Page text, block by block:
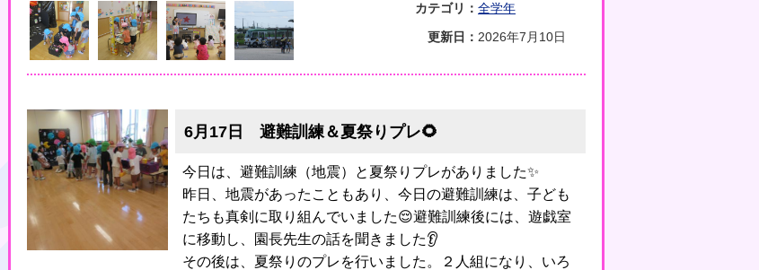
カテゴリ： 全学年
更新日： 2026年7月10日
6月17日 避難訓練＆夏祭りプレ🌻
今日は、避難訓練（地震）と夏祭りプレがありました✨
昨日、地震があったこともあり、今日の避難訓練は、子ども
たちも真剣に取り組んでいました😌避難訓練後には、遊戯室
に移動し、園長先生の話を聞きました👂
その後は、夏祭りのプレを行いました。２人組になり、いろ